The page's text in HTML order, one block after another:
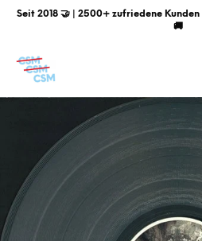
Seit 2018 🤝 | 2500+ zufriedene Kunden
🚚